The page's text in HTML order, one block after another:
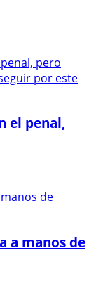
el penal,
a manos de